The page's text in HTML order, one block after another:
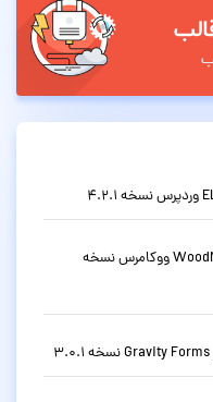
قالب فروشگاهی چندمنظوره وودمارت WoodMart ووکامرس نسخه